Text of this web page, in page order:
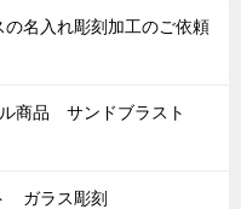
名入れ彫刻加工のご依頼
商品 サンドブラスト
ガラス彫刻